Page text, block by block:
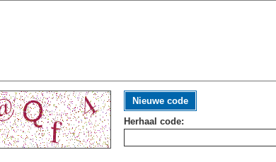
Nieuwe code
Herhaal code: